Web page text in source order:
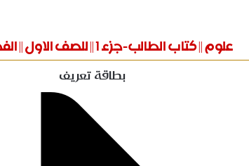
علوم || كتاب الطالب-جزء 1 || للصف الاول || الفصل الاول
بطاقة تعريف